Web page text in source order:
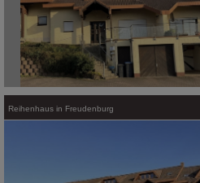
Reihenhaus in Freudenburg